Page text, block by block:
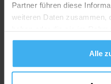
Partner führen diese
weiteren Daten zusammen,
gesammelt haben.
Alle
Deutschland
Auf